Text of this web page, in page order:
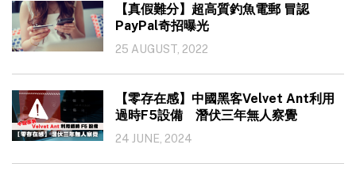
【真假難分】超高質釣魚電郵 冒認
PayPal奇招曝光
25 AUGUST, 2022
【零存在感】中國黑客Velvet Ant利用
過時F5設備 潛伏三年無人察覺
24 JUNE, 2024